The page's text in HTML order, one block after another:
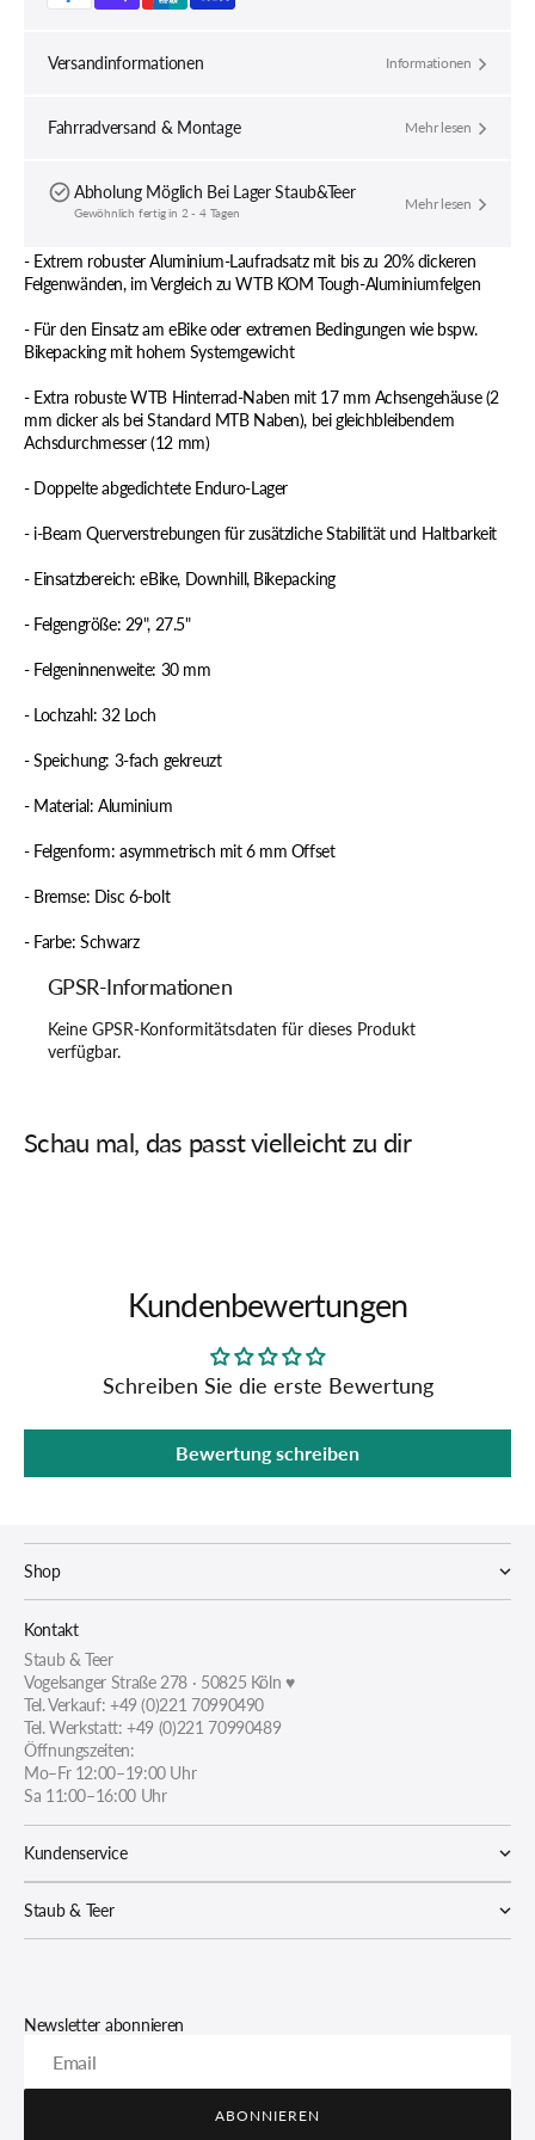
Versandinformationen Informationen
Fahrradversand & Montage Mehr lesen
Abholung Möglich Bei Lager Staub&Teer
Gewöhnlich fertig in 2 - 4 Tagen Mehr lesen
- Extrem robuster Aluminium-Laufradsatz mit bis zu 20% dickeren
Felgenwänden, im Vergleich zu WTB KOM Tough-Aluminiumfelgen
- Für den Einsatz am eBike oder extremen Bedingungen wie bspw.
Bikepacking mit hohem Systemgewicht
- Extra robuste WTB Hinterrad-Naben mit 17 mm Achsengehäuse (2
mm dicker als bei Standard MTB Naben), bei gleichbleibendem
Achsdurchmesser (12 mm)
- Doppelte abgedichtete Enduro-Lager
- i-Beam Querverstrebungen für zusätzliche Stabilität und Haltbarkeit
- Einsatzbereich: eBike, Downhill, Bikepacking
- Felgengröße: 29", 27.5"
- Felgeninnenweite: 30 mm
- Lochzahl: 32 Loch
- Speichung: 3-fach gekreuzt
- Material: Aluminium
- Felgenform: asymmetrisch mit 6 mm Offset
- Bremse: Disc 6-bolt
- Farbe: Schwarz
GPSR-Informationen
Keine GPSR-Konformitätsdaten für dieses Produkt
verfügbar.
Schau mal, das passt vielleicht zu dir
Kundenbewertungen
Schreiben Sie die erste Bewertung
Bewertung schreiben
Shop
Kontakt
Staub & Teer
Vogelsanger Straße 278 · 50825 Köln ♥
Tel. Verkauf: +49 (0)221 70990490
Tel. Werkstatt: +49 (0)221 70990489
Öffnungszeiten:
Mo–Fr 12:00–19:00 Uhr
Sa 11:00–16:00 Uhr
Kundenservice
Staub & Teer
Newsletter abonnieren
Email
ABONNIEREN